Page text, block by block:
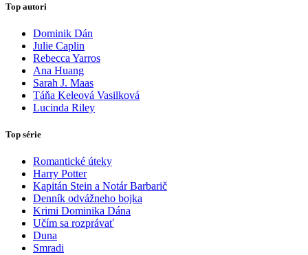
Top autori
Dominik Dán
Julie Caplin
Rebecca Yarros
Ana Huang
Sarah J. Maas
Táňa Keleová Vasilková
Lucinda Riley
Top série
Romantické úteky
Harry Potter
Kapitán Stein a Notár Barbarič
Denník odvážneho bojka
Krimi Dominika Dána
Učím sa rozprávať
Duna
Smradi